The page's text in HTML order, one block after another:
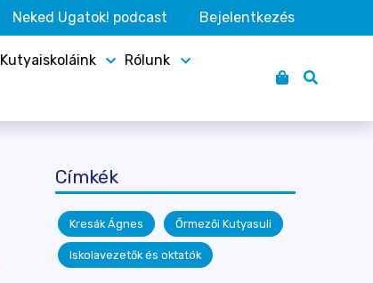
Neked Ugatok! podcast Bejelentkezés
Kutyaiskoláink Rólunk
Címkék
Kresák Ágnes Őrmezői Kutyasuli
Iskolavezetők és oktatók